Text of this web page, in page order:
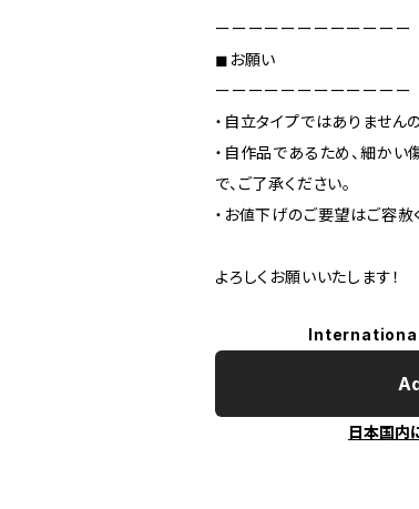
ーーーーーーーーーーーー
◼お願い
ーーーーーーーーーーーー
・自立タイプではありません
・自作品であるため、細か
で、ご了承ください。
・お値下げのご要望はご容赦
よろしくお願いいたします！
日本国内